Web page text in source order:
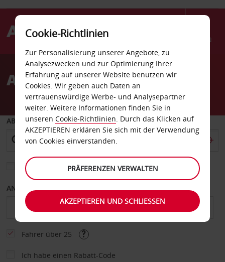
Menü
AvisAutovermietung Denton
ABHOLEN VON
Eine andere Rückgabestation auswählen
ANFANGSDATUM
Fahrer über 25
Ich habe einen Rabatt-Code
Cookie-Richtlinien
Zur Personalisierung unserer Angebote, zu
Analysezwecken und zur Optimierung Ihrer
Erfahrung auf unserer Website benutzen wir
Cookies. Wir geben auch Daten an
vertrauenswürdige Werbe- und Analysepartner
weiter. Weitere Informationen finden Sie in
unseren Cookie-Richtlinien. Durch das Klicken auf
AKZEPTIEREN erklären Sie sich mit der Verwendung
von Cookies einverstanden.
PRÄFERENZEN VERWALTEN
AKZEPTIEREN UND SCHLIESSEN